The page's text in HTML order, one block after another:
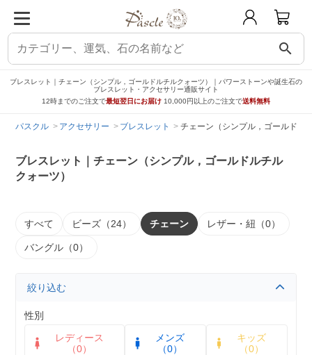
search
ブレスレット｜チェーン（シンプル，ゴールドルチルクォーツ）｜パワーストーンや誕生石の
ブレスレット・アクセサリー通販サイト
12時までのご注文で最短翌日にお届け 10,000円以上のご注文で送料無料
パスクル アクセサリー ブレスレット チェーン（シンプル，ゴールドル
ブレスレット｜チェーン（シンプル，ゴールドルチル
クォーツ）
すべて ビーズ（24） チェーン レザー・紐（0）
バングル（0）
絞り込む
性別
レディース
（0）
メンズ
（0）
キッズ
（0）